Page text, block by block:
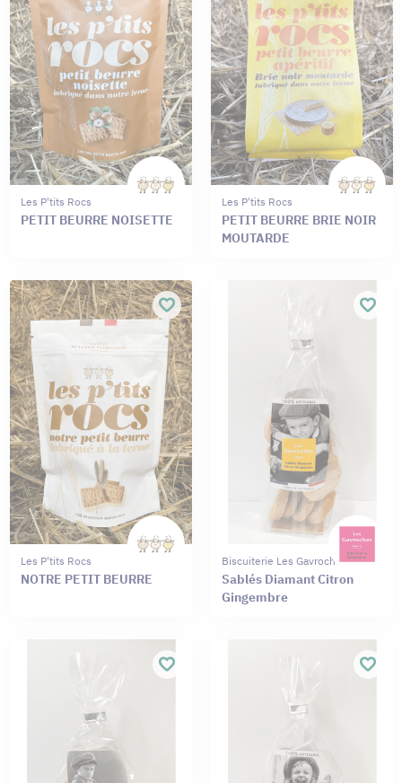
Les P'tits Rocs
PETIT BEURRE NOISETTE
Les P'tits Rocs
PETIT BEURRE BRIE NOIR
MOUTARDE
Les P'tits Rocs
NOTRE PETIT BEURRE
Biscuiterie Les Gavroches
Sablés Diamant Citron
Gingembre